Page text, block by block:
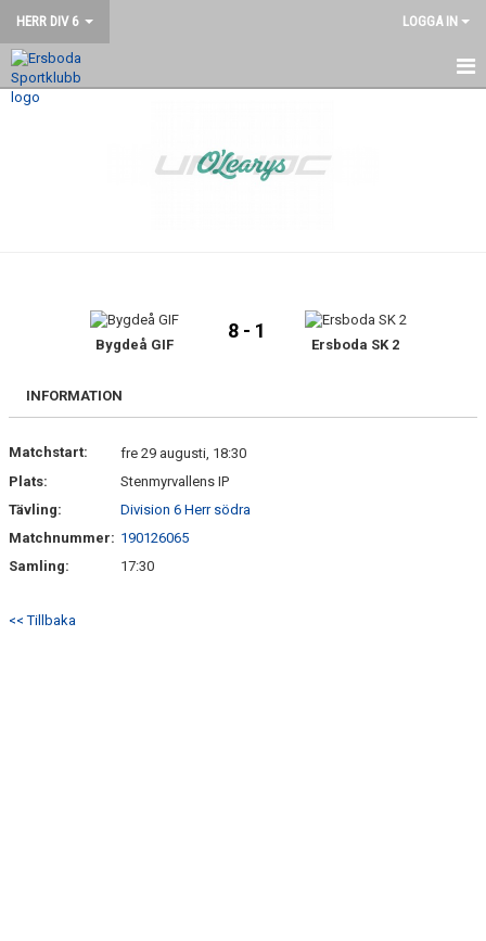
HERR DIV 6 LOGGA IN
HEM
DOKUMENT
Bygdeå GIF
8 - 1
Ersboda SK 2
INFORMATION
Matchstart:
fre 29 augusti, 18:30
Plats:
Stenmyrvallens IP
Tävling:
Division 6 Herr södra
Matchnummer: 190126065
Samling:
17:30
<< Tillbaka